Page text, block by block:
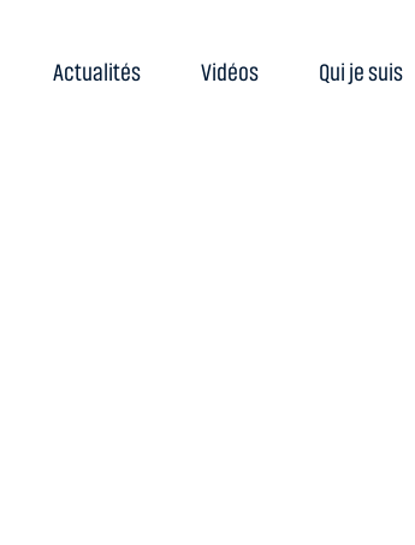
Actualités Vidéos Qui je suis